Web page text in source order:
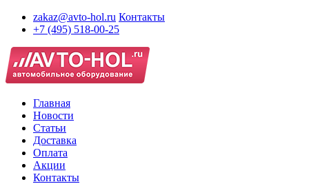
zakaz@avto-hol.ru Контакты
+7 (495) 518-00-25
Главная
Новости
Статьи
Доставка
Оплата
Акции
Контакты